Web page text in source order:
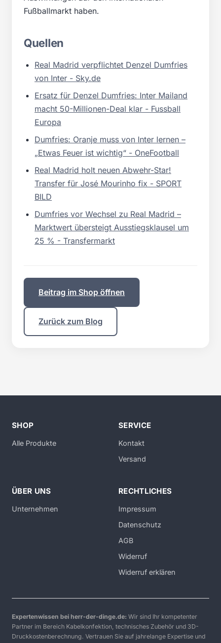
Fußballmarkt haben.
Quellen
Real Madrid verpflichtet Denzel Dumfries
von Inter - Sky.de
Ersatz für Denzel Dumfries: Inter Mailand
macht 50-Millionen-Deal klar - Fussball
Europa
Dumfries: Oranje muss von Inter lernen –
„Etwas Feuer ist wichtig“ - OneFootball
Real Madrid holt neuen Abwehr-Star!
Transfer für José Mourinho fix - SPORT
BILD
Dumfries vor Wechsel zu Real Madrid –
Marktwert übersteigt Ausstiegsklausel um
25 % - Transfermarkt
Beitrag im Shop öffnen
Zurück zum Blog
SHOP
Alle Produkte
SERVICE
Kontakt
Versand
ÜBER UNS
Unternehmen
RECHTLICHES
Impressum
Datenschutz
AGB
Widerruf
Widerruf erklären
Expertenwissen bei herr-der-dinge.de: Wir sind Ihr kompetenter
Partner im Bereich Kabelkonfektion, technisches Zubehör und 3D-
Druckkostenberechnung. Vertrauen Sie auf jahrelange Expertise und